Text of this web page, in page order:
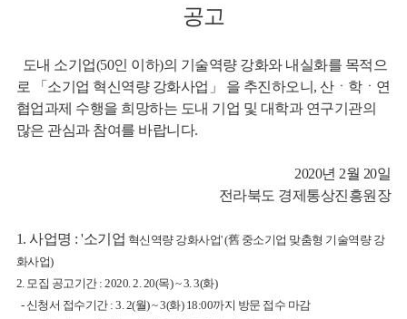
공고
도내 소기업(50인 이하)의 기술역량 강화와 내실화를 목적으
로 「소기업 혁신역량 강화사업」 을 추진하오니, 산ㆍ학ㆍ연
협업과제 수행을 희망하는 도내 기업 및 대학과 연구기관의
많은 관심과 참여를 바랍니다.
2020년 2월 20일
전라북도 경제통상진흥원장
1. 사업명 : '소기업 혁신역량 강화사업' (舊 중소기업 맞춤형 기술역량 강
화사업)
2. 모집 공고기간 : 2020. 2. 20(목) ~ 3. 3(화)
- 신청서 접수기간 : 3. 2(월) ~ 3(화) 18:00까지 방문 접수 마감